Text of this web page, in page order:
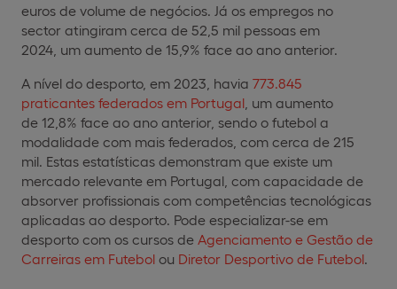
euros de volume de negócios. Já os empregos no
sector atingiram cerca de 52,5 mil pessoas em
2024, um aumento de 15,9% face ao ano anterior.
A nível do desporto, em 2023, havia 773.845
praticantes federados em Portugal , um aumento
de 12,8% face ao ano anterior, sendo o futebol a
modalidade com mais federados, com cerca de 215
mil. Estas estatísticas demonstram que existe um
mercado relevante em Portugal, com capacidade de
absorver profissionais com competências tecnológicas
aplicadas ao desporto. Pode especializar-se em
desporto com os cursos de Agenciamento e Gestão de
Carreiras em Futebol ou Diretor Desportivo de Futebol